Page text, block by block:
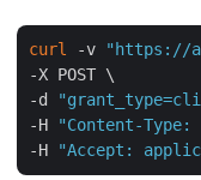
curl -v "https://
-X POST \
-d
-H
"Content-Type:
-H
"Accept: